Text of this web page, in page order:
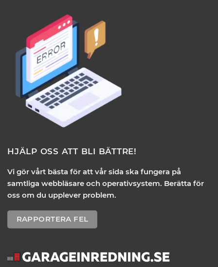
HJÄLP OSS ATT BLI BÄTTRE!
Vi gör vårt bästa för att vår sida ska fungera på
samtliga webbläsare och operativsystem. Berätta för
oss om du upplever problem.
RAPPORTERA FEL